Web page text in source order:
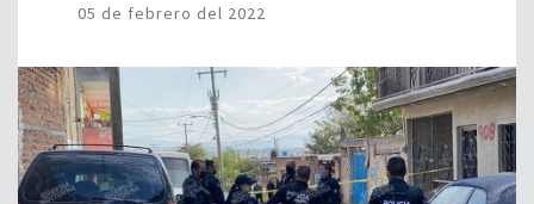
05 de febrero del 2022